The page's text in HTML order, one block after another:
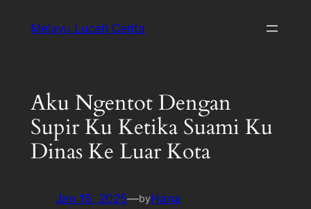
Melayu Lucah Cerita
Aku Ngentot Dengan
Supir Ku Ketika Suami Ku
Dinas Ke Luar Kota
Jan 15, 2025—byHana